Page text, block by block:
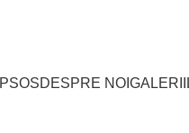
IPSOSDESPRE NOI